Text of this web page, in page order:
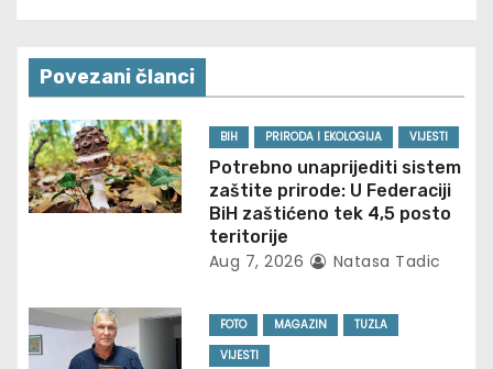
a
v
i
g
t
i
Povezani članci
BIH PRIRODA I EKOLOGIJA VIJESTI
Potrebno unaprijediti sistem
zaštite prirode: U Federaciji
BiH zaštićeno tek 4,5 posto
teritorije
Aug 7, 2026 Natasa Tadic
FOTO MAGAZIN
TUZLA
VIJESTI